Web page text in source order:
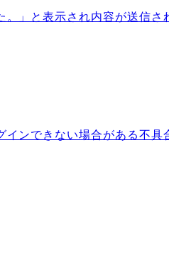
」と表示され内容が送信さ
ンできない場合がある不具